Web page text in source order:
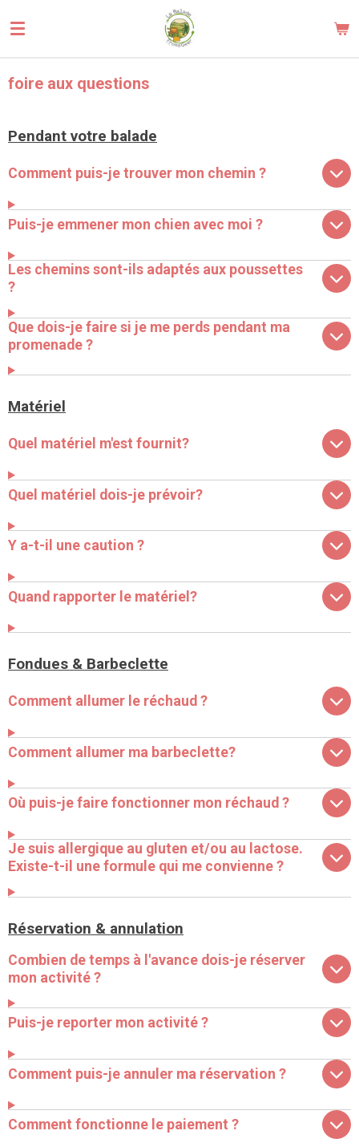
au
principal
foire aux questions
Pendant votre balade
Comment puis-je trouver mon chemin ?
Puis-je emmener mon chien avec moi ?
Les chemins sont-ils adaptés aux poussettes
?
Que dois-je faire si je me perds pendant ma
promenade ?
Matériel
Quel matériel m'est fournit?
Quel matériel dois-je prévoir?
Y a-t-il une caution ?
Quand rapporter le matériel?
Fondues & Barbeclette
Comment allumer le réchaud ?
Comment allumer ma barbeclette?
Où puis-je faire fonctionner mon réchaud ?
Je suis allergique au gluten et/ou au lactose.
Existe-t-il une formule qui me convienne ?
Réservation & annulation
Combien de temps à l'avance dois-je réserver
mon activité ?
Puis-je reporter mon activité ?
Comment puis-je annuler ma réservation ?
Comment fonctionne le paiement ?